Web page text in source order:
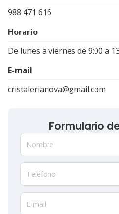
988 471 616
Horario
De lunes a viernes de 9:00 a
E-mail
cristalerianova@gmail.com
Formulario
Nombre
Teléfono
E-mail